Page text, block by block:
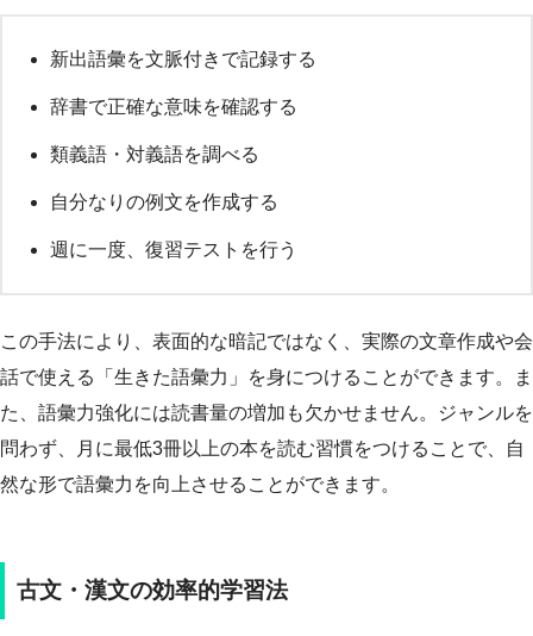
新出語彙を文脈付きで記録する
辞書で正確な意味を確認する
類義語・対義語を調べる
自分なりの例文を作成する
週に一度、復習テストを行う
この手法により、表面的な暗記ではなく、実際の文章作成や会
話で使える「生きた語彙力」を身につけることができます。ま
た、語彙力強化には読書量の増加も欠かせません。ジャンルを
問わず、月に最低3冊以上の本を読む習慣をつけることで、自
然な形で語彙力を向上させることができます。
古文・漢文の効率的学習法